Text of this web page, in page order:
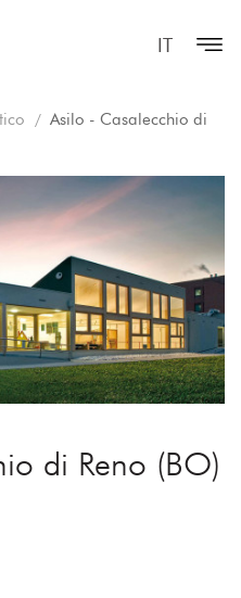
IT
Asilo - Casalecchio di
di Reno (BO)